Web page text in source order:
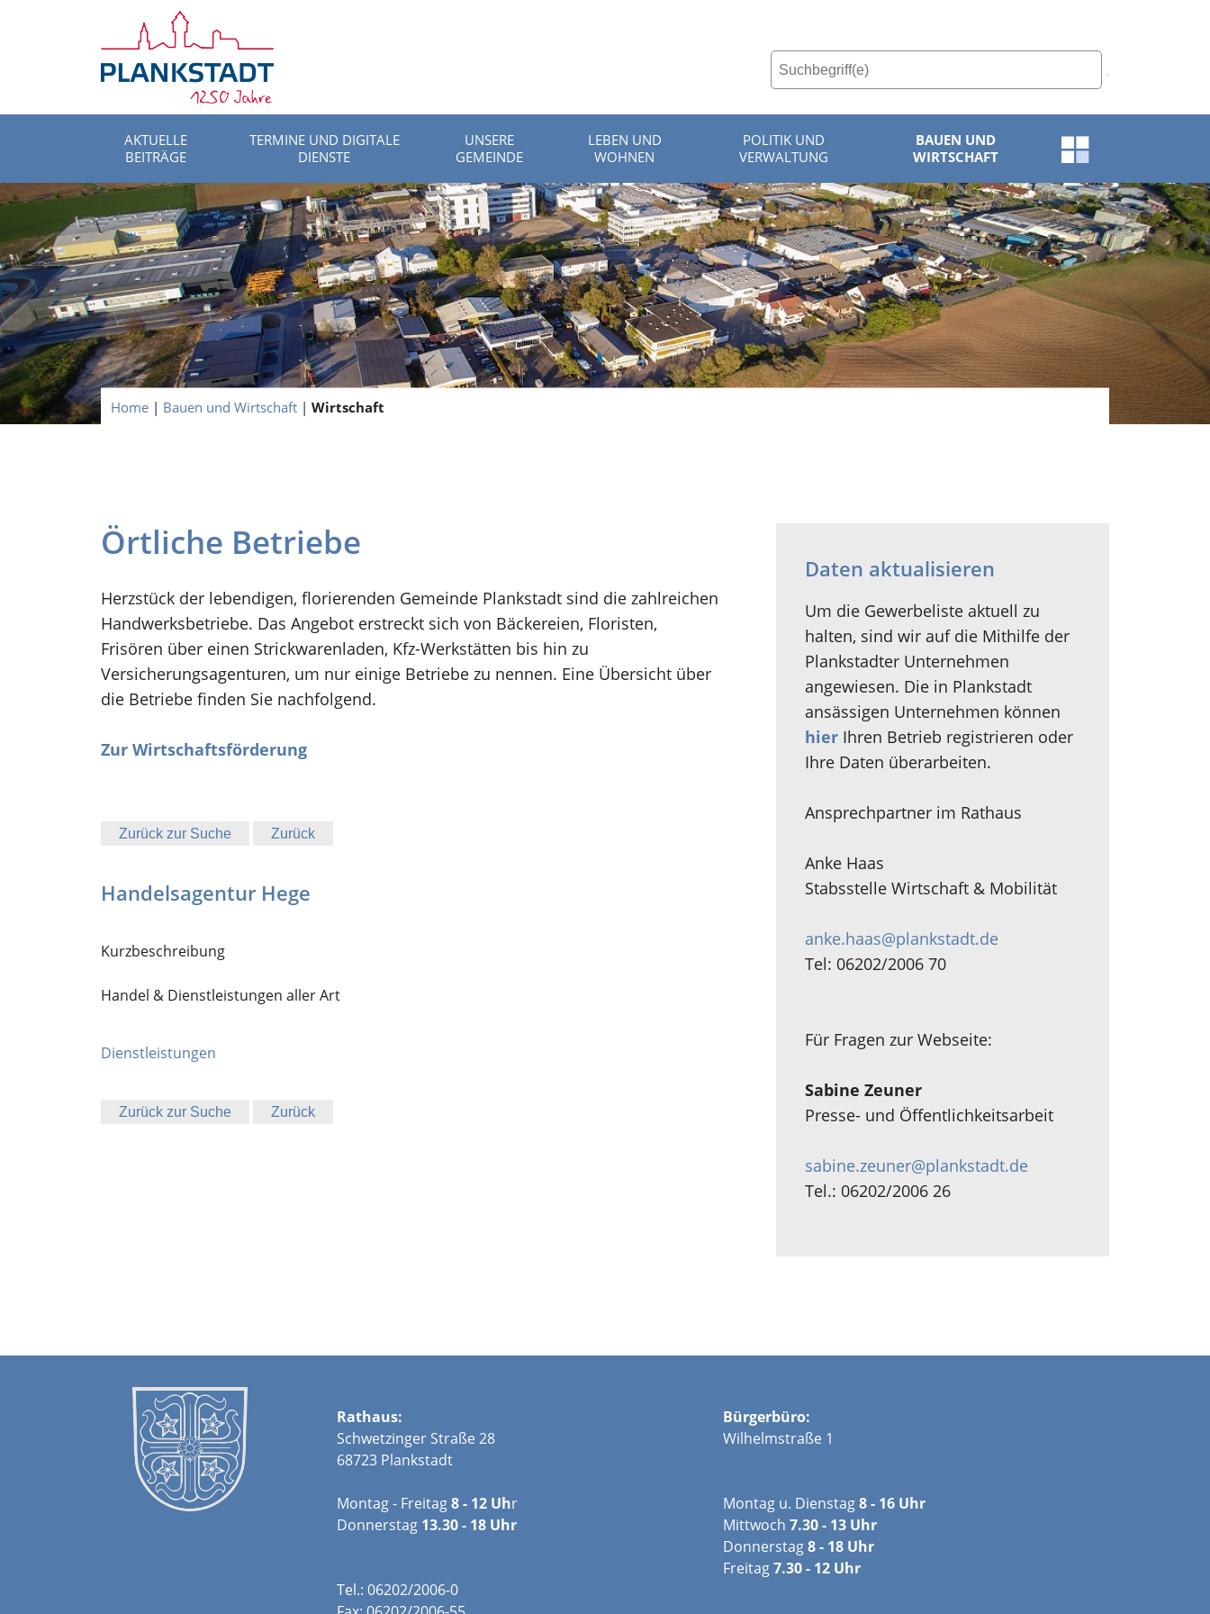
AKTUELLE
BEITRÄGE
TERMINE UND DIGITALE
DIENSTE
UNSERE
GEMEINDE
LEBEN UND
WOHNEN
POLITIK UND
VERWALTUNG
BAUEN UND
WIRTSCHAFT
Schnellzugriff-
Menü
öffnen
Home | Bauen und Wirtschaft |Wirtschaft
Örtliche Betriebe
Herzstück der lebendigen, florierenden Gemeinde Plankstadt sind die zahlreichen
Handwerksbetriebe. Das Angebot erstreckt sich von Bäckereien, Floristen,
Frisören über einen Strickwarenladen, Kfz-Werkstätten bis hin zu
Versicherungsagenturen, um nur einige Betriebe zu nennen. Eine Übersicht über
die Betriebe finden Sie nachfolgend.
Zur Wirtschaftsförderung
Zurück zur Suche Zurück
Handelsagentur Hege
Kurzbeschreibung
Handel & Dienstleistungen aller Art
Dienstleistungen
Zurück zur Suche Zurück
Daten aktualisieren
Um die Gewerbeliste aktuell zu
halten, sind wir auf die Mithilfe der
Plankstadter Unternehmen
angewiesen. Die in Plankstadt
ansässigen Unternehmen können
hier Ihren Betrieb registrieren oder
Ihre Daten überarbeiten.
Ansprechpartner im Rathaus
Anke Haas
Stabsstelle Wirtschaft & Mobilität
anke.haas@plankstadt.de
Tel: 06202/2006 70
Für Fragen zur Webseite:
Sabine Zeuner
Presse- und Öffentlichkeitsarbeit
sabine.zeuner@plankstadt.de
Tel.: 06202/2006 26
Rathaus:
Schwetzinger Straße 28
68723 Plankstadt
Montag - Freitag8 - 12 Uhr
Donnerstag 13.30 - 18 Uhr
Bürgerbüro:
Wilhelmstraße 1
Montag u. Dienstag8 - 16 Uhr
Mittwoch 7.30 - 13 Uhr
Donnerstag8 - 18 Uhr
Freitag7.30 - 12 Uhr
Tel.: 06202/2006-0